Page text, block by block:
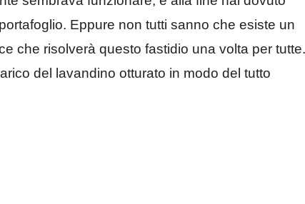
Eppure non tutti sanno che esiste un
che risolverà questo fastidio una volta per tutte.
del lavandino otturato in modo del tutto